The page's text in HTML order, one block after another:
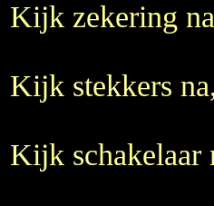
Kijk zekering
Kijk stekkers
Kijk schakelaar